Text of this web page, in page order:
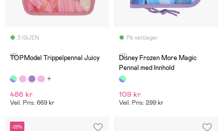
3 IGJEN
(2)
TOPModel Trippelpennal Juicy
486 kr
Veil. Pris: 669 kr
På nettlager
(0)
Disney Frozen More Magic
Pennal med Innhold
109 kr
Veil. Pris: 299 kr
-25%